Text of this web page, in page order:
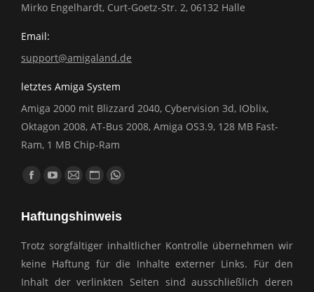
Mirko Engelhardt, Curt-Goetz-Str. 2, 06132 Halle
Email:
support@amigaland.de
letztes Amiga System
Amiga 2000 mit Blizzard 2040, Cybervision 3d, IOblix,
Oktagon 2008, AT-Bus 2008, Amiga OS3.9, 128 MB Fast-
Ram, 1 MB Chip-Ram
Finden Sie uns auf:
Facebook
opens
YouTube
opens
new
window
E-
page
new
Website
opens
Whatsapp
opens
Haftungshinweis
Trotz sorgfältiger inhaltlicher Kontrolle übernehmen wir
keine Haftung für die Inhalte externer Links. Für den
Inhalt der verlinkten Seiten sind ausschließlich deren